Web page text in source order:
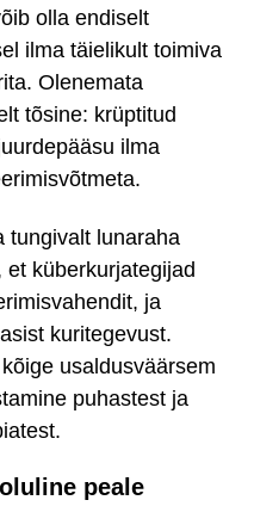
olla endiselt
ilma täielikult toimiva
Olenemata
tõsine: krüptitud
ilma
tungivalt lunaraha
küberkurjategijad
ja
kuritegevust.
usaldusväärsem
puhastest ja
peale